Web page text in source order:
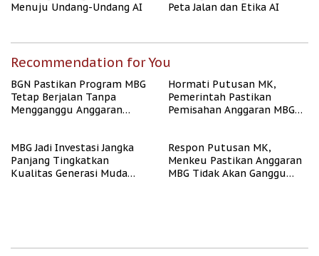
Menuju Undang-Undang AI
Peta Jalan dan Etika AI
Recommendation for You
BGN Pastikan Program MBG
Tetap Berjalan Tanpa
Mengganggu Anggaran
Hormati Putusan MK,
Pemerintah Pastikan
Pemisahan Anggaran MBG
MBG Jadi Investasi Jangka
Panjang Tingkatkan
Kualitas Generasi Muda
Respon Putusan MK,
Menkeu Pastikan Anggaran
MBG Tidak Akan Ganggu